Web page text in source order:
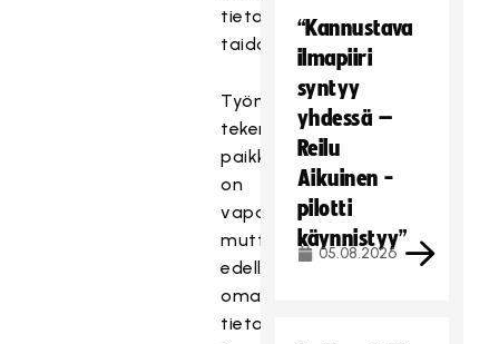
tietotekniset
taidot
Työn
tekemisen
paikka
on
vapaa,
mutta
edellyttää
oman
tietokoneen
“Kannustava
ilmapiiri
syntyy
yhdessä –
Reilu
Aikuinen -
pilotti
käynnistyy”
05.08.2026